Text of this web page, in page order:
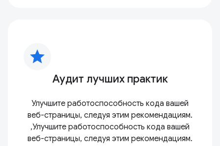
star
Аудит лучших практик
Улучшите работоспособность кода вашей
веб-страницы, следуя этим рекомендациям.
,Улучшите работоспособность кода вашей
веб-страницы, следуя этим рекомендациям.